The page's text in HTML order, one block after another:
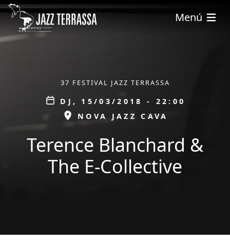
Vés al contingut
Menú
37 FESTIVAL JAZZ TERRASSA
Data
DJ, 15/03/2018 - 22:00
ESPAI
NOVA JAZZ CAVA
Terence Blanchard &
The E-Collective